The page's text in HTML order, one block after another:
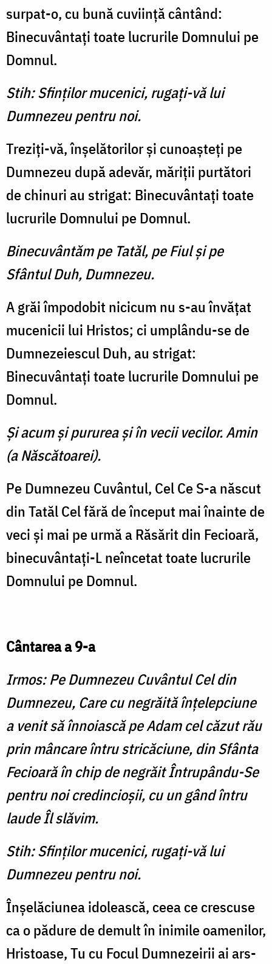
surpat-o, cu bună cuviinţă cântând:
Binecuvântaţi toate lucrurile Domnului pe
Domnul.
Stih: Sfinţilor mucenici, rugaţi-vă lui
Dumnezeu pentru noi.
Treziţi-vă, înşelătorilor şi cunoaşteţi pe
Dumnezeu după adevăr, măriţii purtători
de chinuri au strigat: Binecuvântaţi toate
lucrurile Domnului pe Domnul.
Binecuvântăm pe Tatăl, pe Fiul şi pe
Sfântul Duh, Dumnezeu.
A grăi împodobit nicicum nu s-au învăţat
mucenicii lui Hristos; ci umplându-se de
Dumnezeiescul Duh, au strigat:
Binecuvântaţi toate lucrurile Domnului pe
Domnul.
Şi acum şi pururea şi în vecii vecilor. Amin
(a Născătoarei).
Pe Dumnezeu Cuvântul, Cel Ce S-a născut
din Tatăl Cel fără de început mai înainte de
veci şi mai pe urmă a Răsărit din Fecioară,
binecuvântaţi-L neîncetat toate lucrurile
Domnului pe Domnul.
Cântarea a 9-a
Irmos: Pe Dumnezeu Cuvântul Cel din
Dumnezeu, Care cu negrăită înţelepciune
a venit să înnoiască pe Adam cel căzut rău
prin mâncare întru stricăciune, din Sfânta
Fecioară în chip de negrăit Întrupându-Se
pentru noi credincioşii, cu un gând întru
laude Îl slăvim.
Stih: Sfinţilor mucenici, rugaţi-vă lui
Dumnezeu pentru noi.
Înşelăciunea idolească, ceea ce crescuse
ca o pădure de demult în inimile oamenilor,
Hristoase, Tu cu Focul Dumnezeirii ai ars-